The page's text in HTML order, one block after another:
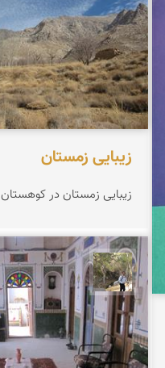
زیبایی زمستان
زیبایی زمستان در کوهستان
سیدحسین رضوانی